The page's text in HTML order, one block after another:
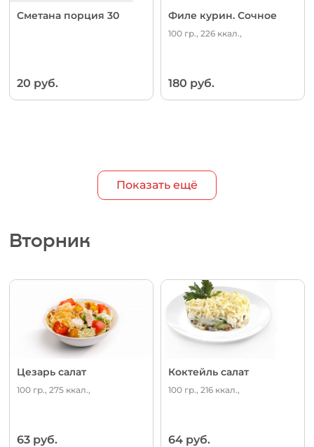
Сметана порция 30
20 руб.
Филе курин. Сочное
100 гр., 226 ккал.,
180 руб.
Показать ещё
Вторник
Цезарь салат
100 гр., 275 ккал.,
63 руб.
Коктейль салат
100 гр., 216 ккал.,
64 руб.